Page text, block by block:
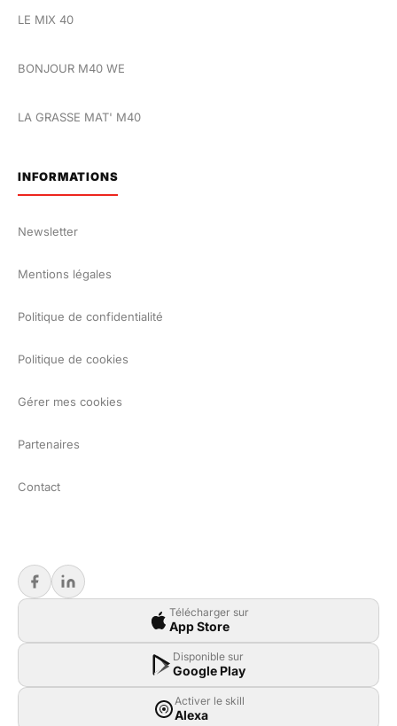
LE MIX 40
BONJOUR M40 WE
LA GRASSE MAT' M40
INFORMATIONS
Newsletter
Mentions légales
Politique de confidentialité
Politique de cookies
Gérer mes cookies
Partenaires
Contact
Télécharger sur
App Store
Disponible sur
Google Play
Activer le skill
Alexa